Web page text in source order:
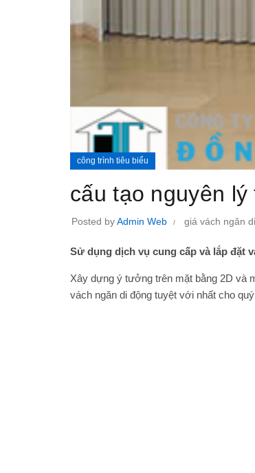
công trình tiêu biểu
cấu tạo nguyên
Posted byAdmin Web giá vách ngăn
Sử dụng dịch vụ cung cấp và lắp đặt
Xây dựng ý tưởng trên mặt bằng 2D và
vách ngăn di động tuyệt với nhất cho